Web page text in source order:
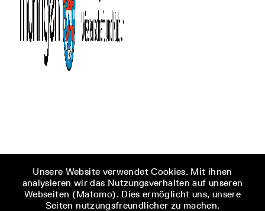
Unsere Website verwendet Cookies. Mit ihnen
analysieren wir das Nutzungsverhalten auf unseren
Webseiten (Matomo). Dies ermöglicht uns, unsere
Seiten nutzungsfreundlicher zu machen.